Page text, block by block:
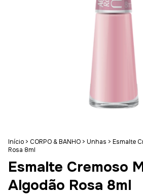
Início > CORPO & BANHO > Unhas > Esmalte
Rosa 8ml
Esmalte Cremoso
Algodão Rosa 8ml